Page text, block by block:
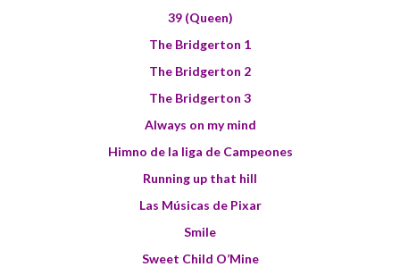
39 (Queen)
The Bridgerton 1
The Bridgerton 2
The Bridgerton 3
Always on my mind
Himno de la liga de Campeones
Running up that hill
Las Músicas de Pixar
Smile
Sweet Child O’Mine